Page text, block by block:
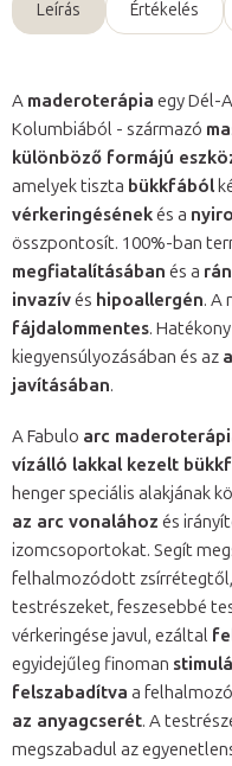
Leírás Értékelés
A maderoterápia egy Dél-
Kolumbiából - származó
különböző formájú
amelyek tiszta bükkfából
vérkeringésénekés a
összpontosít. 100%-ban
megfiatalításában és a
invazívés hipoallergén. A
fájdalommentes. Hatékony
kiegyensúlyozásában és az
javításában.
A Fabulo arc
vízálló lakkal kezelt
henger speciális alakjának
az arc vonalához és
izomcsoportokat. Segít
felhalmozódott
testrészeket, feszesebbé
vérkeringése javul, ezáltal
egyidejűleg finoman
felszabadítva a
az anyagcserét. A
megszabadul az